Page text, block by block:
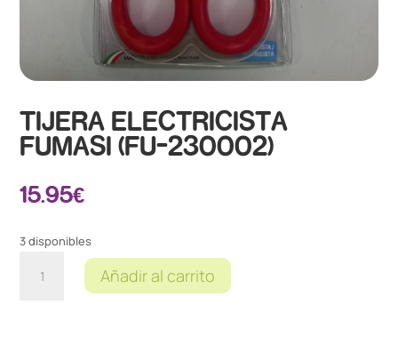
TIJERA ELECTRICISTA
FUMASI (FU-230002)
15.95€
3 disponibles
ELECTRICISTAAñadir al carrito